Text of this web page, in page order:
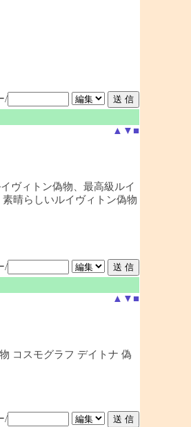
/
▲ ▼ ■
ヴィトン偽物、最高級ルイ
晴らしいルイヴィトン偽物
/
▲ ▼ ■
コスモグラフ デイトナ 偽
/